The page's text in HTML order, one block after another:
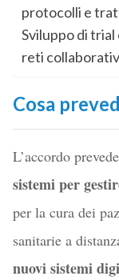
protocolli e
Sviluppo di
reti
Cosa
L’accordo
sistemi per
per la cura dei
sanitarie a
nuovi sistemi